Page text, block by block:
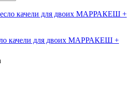
качели для двоих МАРРАКЕШ +